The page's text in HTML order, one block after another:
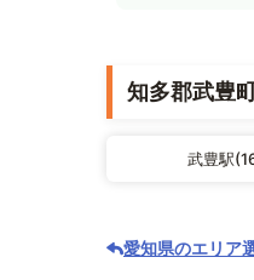
知多郡武豊
武豊駅
愛知県のエリア